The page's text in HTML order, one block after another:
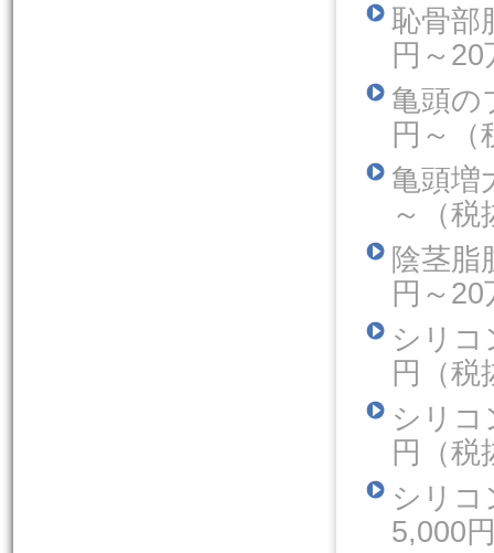
恥
円～
亀頭
円～（
亀
～（税
陰
円～
シ
円（税
シリ
円（税
シリ
5,000